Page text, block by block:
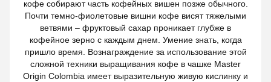
кофе собирают часть кофейных вишен позже обычного.
Почти темно-фиолетовые вишни кофе висят тяжелыми
ветвями – фруктовый сахар проникает глубже в
кофейное зерно с каждым днем. Умение знать, когда
пришло время. Вознаграждение за использование этой
сложной техники выращивания кофе в чашке Master
Origin Colombia имеет выразительную живую кислинку и